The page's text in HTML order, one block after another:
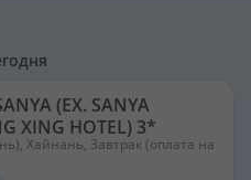
(EX. SANYA
XING HOTEL) 3*
Хайнань, Завтрак (оплата на